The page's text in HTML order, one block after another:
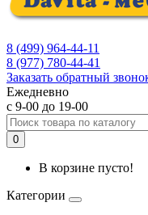
8 (499) 964-44-11
8 (977) 780-44-41
Заказать обратный
Ежедневно
с 9-00 до 19-00
0
В корзине пусто!
Категории